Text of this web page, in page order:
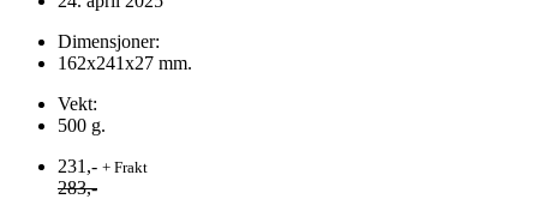
Dimensjoner:
162x241x27 mm.
Vekt:
500 g.
231,- + Frakt
283,-